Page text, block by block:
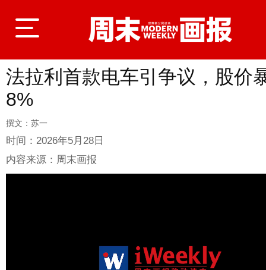
登录
首页
法拉利首款电车引争议，股价
8%
撰文：苏一
时间： 2026年5月28日
内容来源： 周末画报